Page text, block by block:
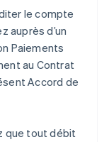
le compte
auprès d’un
Paiements
au Contrat
Accord de
que tout débit